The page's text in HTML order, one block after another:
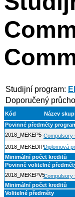
Studijní program:
Doporučený
Kód
Název
Povinné předměty
2018_MEKEP5 Compulsory
2018_MEKEDIPDiplomová
Minimální počet kreditů
Povinně volitelné
2018_MEKEPV5Compulsory
Minimální počet kreditů
Volitelné předměty